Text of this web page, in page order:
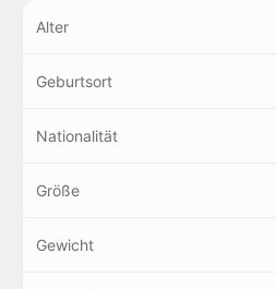
Alter
Geburtsort
Nationalität
Größe
Gewicht